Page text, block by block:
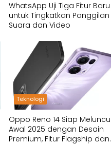
WhatsApp Uji Tiga Fitur Baru
untuk Tingkatkan Panggilan
Suara dan Video
Teknologi
Oppo Reno 14 Siap
Awal 2025 dengan Desain
Premium, Fitur Flagship dan